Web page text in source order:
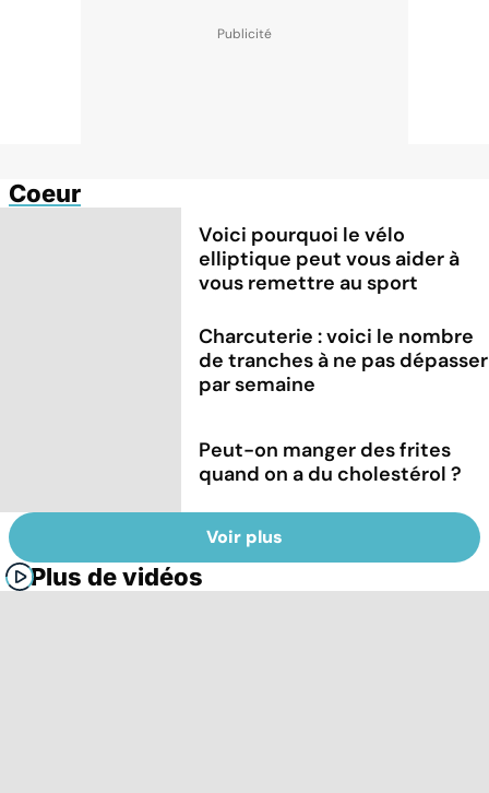
Coeur
Voici pourquoi le vélo
elliptique peut vous aider à
vous remettre au sport
Charcuterie : voici le nombre
de tranches à ne pas dépasser
par semaine
Peut-on manger des frites
quand on a du cholestérol ?
Voir plus
Plus de vidéos